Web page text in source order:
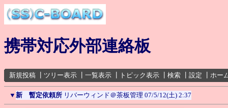
携帯対応外部連絡板
新規投稿 ツリー表示 一覧表示 トピック表示 検索 設定 ホー
▼ 新 暫定依頼所 リバーウィンド＠茶板管理 07/5/12(土) 2:37